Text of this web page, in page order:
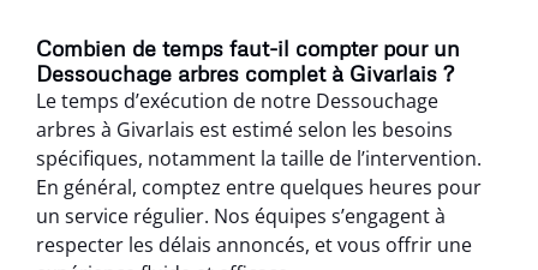
Combien de temps faut-il compter pour un
Dessouchage arbres complet à Givarlais ?
Le temps d’exécution de notre Dessouchage
arbres à Givarlais est estimé selon les besoins
spécifiques, notamment la taille de l’intervention.
En général, comptez entre quelques heures pour
un service régulier. Nos équipes s’engagent à
respecter les délais annoncés, et vous offrir une